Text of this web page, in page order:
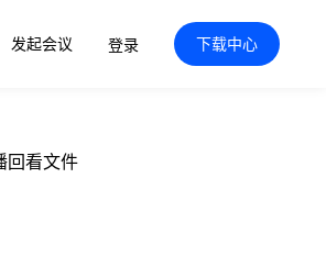
发起会议 登录 下载中心
回看文件